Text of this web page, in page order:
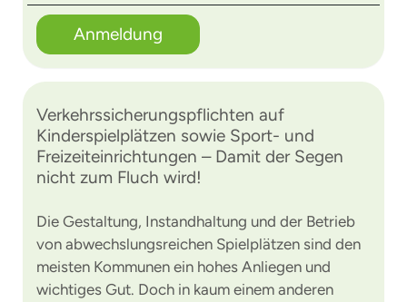
Anmeldung
Verkehrssicherungspflichten auf
Kinderspielplätzen sowie Sport- und
Freizeiteinrichtungen – Damit der Segen
nicht zum Fluch wird!
Die Gestaltung, Instandhaltung und der Betrieb
von abwechslungsreichen Spielplätzen sind den
meisten Kommunen ein hohes Anliegen und
wichtiges Gut. Doch in kaum einem anderen